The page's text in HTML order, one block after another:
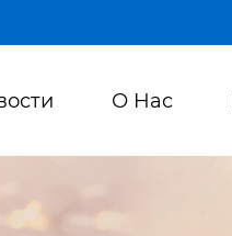
О Hас